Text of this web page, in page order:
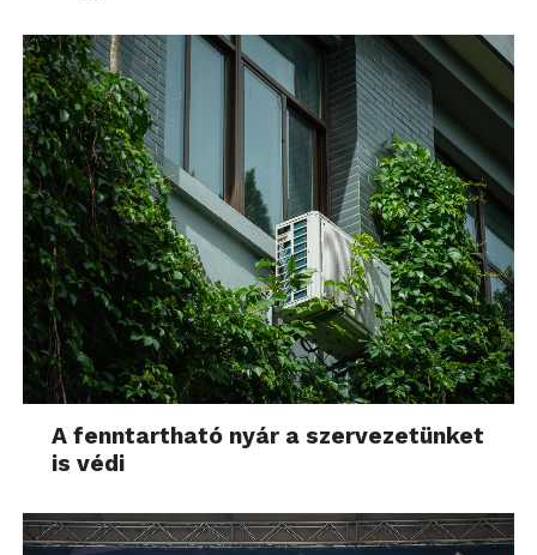
A fenntartható nyár a szervezetünket
is védi